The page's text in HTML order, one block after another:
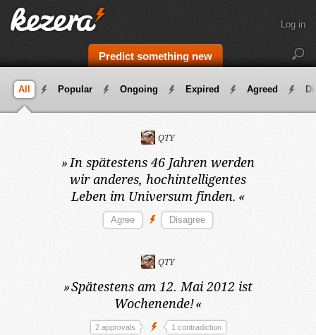
Predict something new
Log in
All Popular Ongoing Expired Agreed
QTY
»In spätestens 46 Jahren werden
wir anderes, hochintelligentes
Leben im Universum finden. «
QTY
»Spätestens am 12. Mai 2012 ist
Wochenende!«
2 approvals 1 contradiction